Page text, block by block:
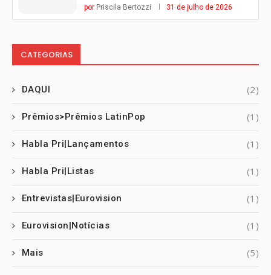
por Priscila Bertozzi 31 de julho de 2026
CATEGORIAS
DAQUI (2)
Prêmios>Prêmios LatinPop (1)
Habla Pri|Lançamentos (1)
Habla Pri|Listas (1)
Entrevistas|Eurovision (1)
Eurovision|Notícias (1)
Mais (5)